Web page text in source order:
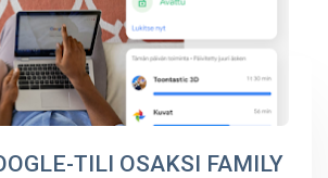
TILI OSAKSI FAMILY